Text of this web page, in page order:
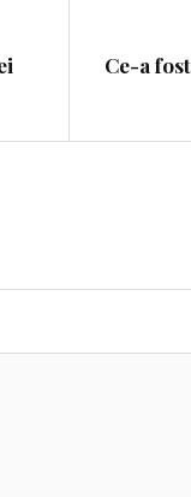
Ce-a